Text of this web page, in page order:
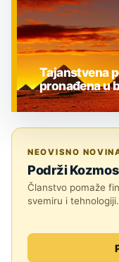
Tajanstvena
pronađena u
NEOVISNO
Podrži
Članstvo pomaže
svemiru i tehnologiji.